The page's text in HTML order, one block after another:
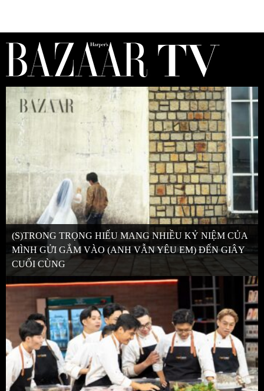
(S)TRONG TRỌNG HIẾU MANG NHIỀU KỶ NIỆM CỦA
MÌNH GỬI GẮM VÀO (ANH VẪN YÊU EM) ĐẾN GIÂY
CUỐI CÙNG